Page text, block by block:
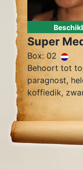
Super
Box: 02
Behoort tot
paragnost,
koffiedik,
zielsliefde,